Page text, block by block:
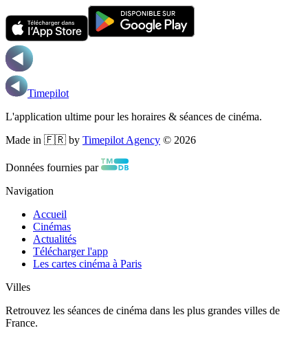
Timepilot
L'application ultime pour les horaires & séances de cinéma.
Made in 🇫🇷 by Timepilot Agency © 2026
Données fournies par
Navigation
Accueil
Cinémas
Actualités
Télécharger l'app
Les cartes cinéma à Paris
Villes
Retrouvez les séances de cinéma dans les plus grandes villes de
France.